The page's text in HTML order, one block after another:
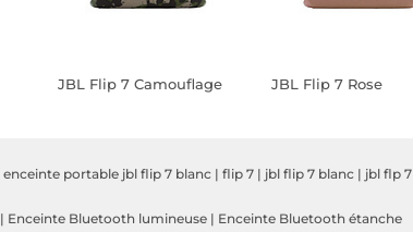
JBL Flip 7 Camouflage JBL Flip 7 Rose
enceinte portable jbl flip 7 blanc | flip 7 | jbl flip 7 blanc | jbl flp 7
| Enceinte Bluetooth lumineuse | Enceinte Bluetooth étanche